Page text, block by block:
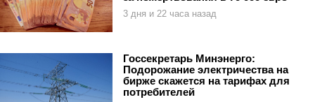
3 дня и 22 часа назад
Госсекретарь Минэнерго:
Подорожание электричества на
бирже скажется на тарифах для
потребителей